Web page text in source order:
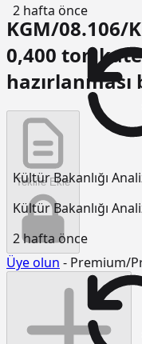
2 hafta önce
Kültür Bakanlığı
Kültür Bakanlığı
2 hafta önce
KGM/08.106/
0,400 ton
Teklife Ekle
Üye olun - Premium/